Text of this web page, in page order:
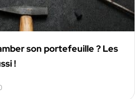
son portefeuille ? Les
!